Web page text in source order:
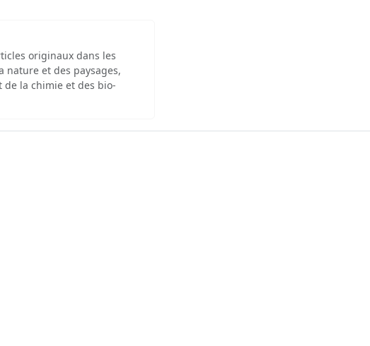
originaux dans les
nature et des paysages,
de la chimie et des bio-